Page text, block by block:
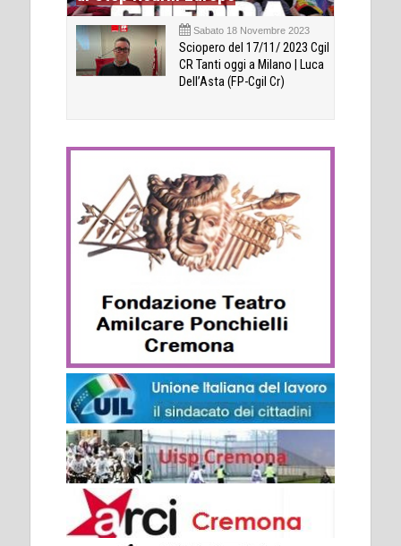
Sabato 18 Novembre 2023
Sciopero del 17/11/ 2023 Cgil
CR Tanti oggi a Milano | Luca
Dell’Asta (FP-Cgil Cr)